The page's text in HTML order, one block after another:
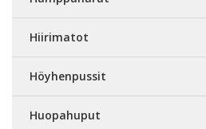
Hiirimatot
Höyhenpussit
Huopahuput